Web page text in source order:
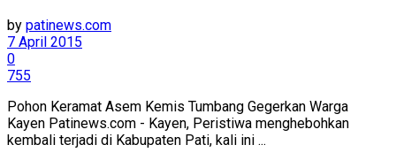
by patinews.com
7 April 2015
0
755
Pohon Keramat Asem Kemis Tumbang Gegerkan Warga
Kayen Patinews.com - Kayen, Peristiwa menghebohkan
kembali terjadi di Kabupaten Pati, kali ini ...